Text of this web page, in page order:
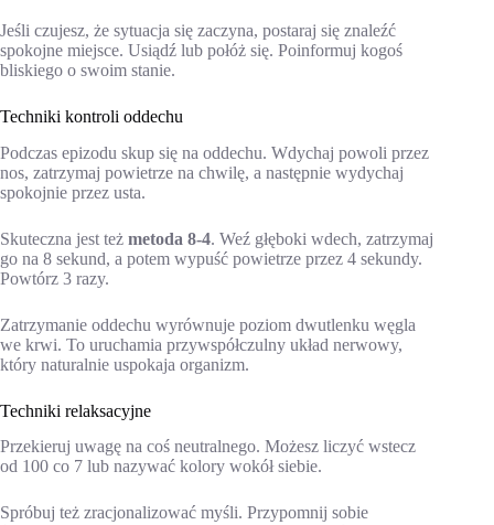
Jeśli czujesz, że sytuacja się zaczyna, postaraj się znaleźć
spokojne miejsce. Usiądź lub połóż się. Poinformuj kogoś
bliskiego o swoim stanie.
Techniki kontroli oddechu
Podczas epizodu skup się na oddechu. Wdychaj powoli przez
nos, zatrzymaj powietrze na chwilę, a następnie wydychaj
spokojnie przez usta.
Skuteczna jest też metoda 8-4. Weź głęboki wdech, zatrzymaj
go na 8 sekund, a potem wypuść powietrze przez 4 sekundy.
Powtórz 3 razy.
Zatrzymanie oddechu wyrównuje poziom dwutlenku węgla
we krwi. To uruchamia przywspółczulny układ nerwowy,
który naturalnie uspokaja organizm.
Techniki relaksacyjne
Przekieruj uwagę na coś neutralnego. Możesz liczyć wstecz
od 100 co 7 lub nazywać kolory wokół siebie.
Spróbuj też zracjonalizować myśli. Przypomnij sobie